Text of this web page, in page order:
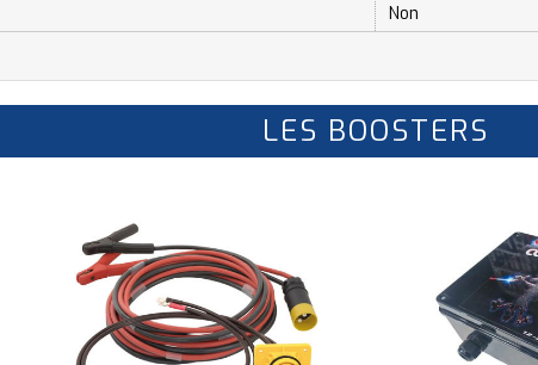
Non
LES BOOSTERS